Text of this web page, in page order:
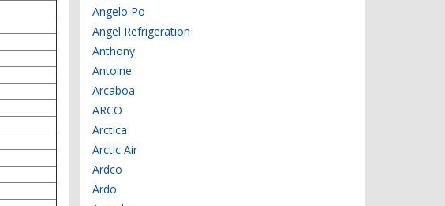
Angelo Po
Angel Refrigeration
Anthony
Antoine
Arcaboa
ARCO
Arctica
Arctic Air
Ardco
Ardo